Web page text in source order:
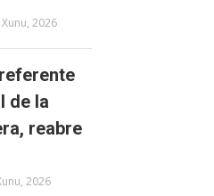
2026
de la
reabre
2026